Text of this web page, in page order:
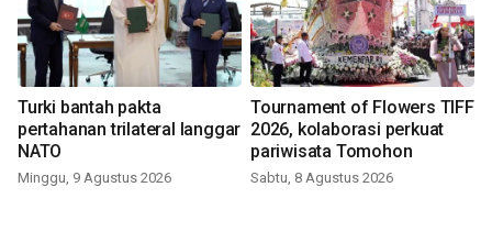
Turki bantah pakta
pertahanan trilateral langgar
NATO
Minggu, 9 Agustus 2026
Tournament of Flowers TIFF
2026, kolaborasi perkuat
pariwisata Tomohon
Sabtu, 8 Agustus 2026